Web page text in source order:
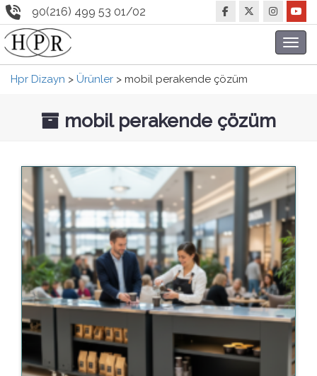
90(216) 499 53 01/02
Hpr Dizayn > Ürünler > mobil perakende çözüm
mobil perakende çözüm